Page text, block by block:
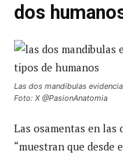
dos
Las dos mandíbulas
Foto: X @PasionAnatomia
Las osamentas en las
“muestran que desde